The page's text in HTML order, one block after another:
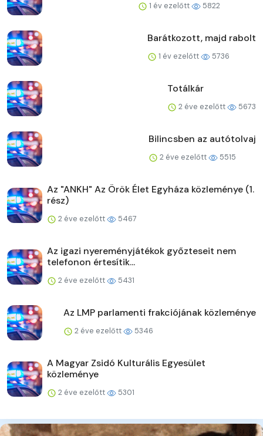
1 év ezelőtt 5822
Barátkozott, majd rabolt
1 év ezelőtt 5736
Totálkár
2 éve ezelőtt 5673
Bilincsben az autótolvaj
2 éve ezelőtt 5515
Az "ANKH" Az Örök Élet Egyháza közleménye (1.
rész)
2 éve ezelőtt 5467
Az igazi nyereményjátékok győzteseit nem
telefonon értesítik...
2 éve ezelőtt 5431
Az LMP parlamenti frakciójának közleménye
2 éve ezelőtt 5346
A Magyar Zsidó Kulturális Egyesület
közleménye
2 éve ezelőtt 5301